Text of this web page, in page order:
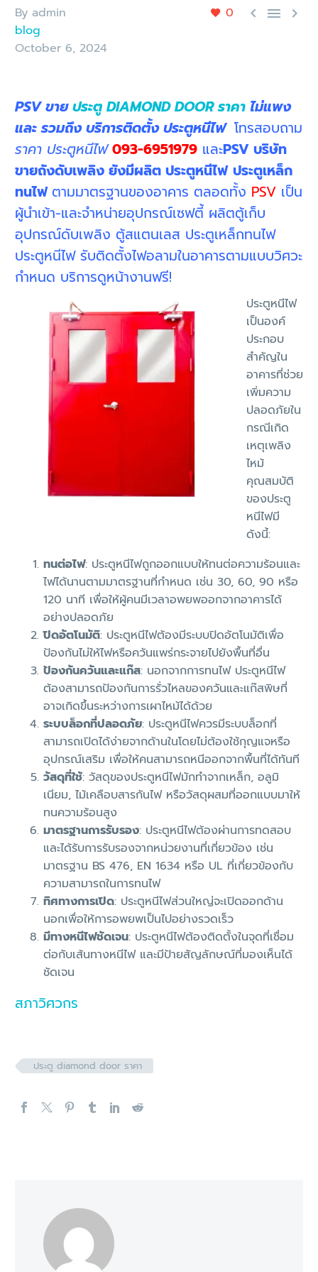
0   
By admin
blog
October 6, 2024
PSV ขายประตู DIAMOND DOOR ราคา ไม่แพง
และ รวมถึง บริการติดตั้ง ประตูหนีไฟ โทรสอบถาม
ราคา ประตูหนีไฟ 093-6951979 และPSV บริษัท
ขายถังดับเพลิง ยังมีผลิต ประตูหนีไฟ ประตูเหล็ก
ทนไฟตามมาตรฐานของอาคาร ตลอดทั้ง PSV เป็น
ผู้นำเข้า-และจำหน่ายอุปกรณ์เซฟตี้ ผลิตตู้เก็บ
อุปกรณ์ดับเพลิง ตู้สแตนเลส ประตูเหล็กทนไฟ
ประตูหนีไฟ รับติดตั้งไฟอลามในอาคารตามแบบวิศวะ
กำหนด บริการดูหน้างานฟรี!
ประตูหนีไฟ
เป็นองค์
ประกอบ
สำคัญใน
อาคารที่ช่วย
เพิ่มความ
ปลอดภัยใน
กรณีเกิด
เหตุเพลิง
ไหม้
คุณสมบัติ
ของประตู
หนีไฟมี
ดังนี้:
ทนต่อไฟ: ประตูหนีไฟถูกออกแบบให้ทนต่อความร้อนและ
ไฟได้นานตามมาตรฐานที่กำหนด เช่น 30, 60, 90 หรือ
120 นาที เพื่อให้ผู้คนมีเวลาอพยพออกจากอาคารได้
อย่างปลอดภัย
ปิดอัตโนมัติ: ประตูหนีไฟต้องมีระบบปิดอัตโนมัติเพื่อ
ป้องกันไม่ให้ไฟหรือควันแพร่กระจายไปยังพื้นที่อื่น
ป้องกันควันและแก๊ส: นอกจากการทนไฟ ประตูหนีไฟ
ต้องสามารถป้องกันการรั่วไหลของควันและแก๊สพิษที่
อาจเกิดขึ้นระหว่างการเผาไหม้ได้ด้วย
ระบบล็อกที่ปลอดภัย: ประตูหนีไฟควรมีระบบล็อกที่
สามารถเปิดได้ง่ายจากด้านในโดยไม่ต้องใช้กุญแจหรือ
อุปกรณ์เสริม เพื่อให้คนสามารถหนีออกจากพื้นที่ได้ทันที
วัสดุที่ใช้: วัสดุของประตูหนีไฟมักทำจากเหล็ก, อลูมิ
เนียม, ไม้เคลือบสารกันไฟ หรือวัสดุผสมที่ออกแบบมาให้
ทนความร้อนสูง
มาตรฐานการรับรอง: ประตูหนีไฟต้องผ่านการทดสอบ
และได้รับการรับรองจากหน่วยงานที่เกี่ยวข้อง เช่น
มาตรฐาน BS 476, EN 1634 หรือ UL ที่เกี่ยวข้องกับ
ความสามารถในการทนไฟ
ทิศทางการเปิด: ประตูหนีไฟส่วนใหญ่จะเปิดออกด้าน
นอกเพื่อให้การอพยพเป็นไปอย่างรวดเร็ว
มีทางหนีไฟชัดเจน: ประตูหนีไฟต้องติดตั้งในจุดที่เชื่อม
ต่อกับเส้นทางหนีไฟ และมีป้ายสัญลักษณ์ที่มองเห็นได้
ชัดเจน
สภาวิศวกร
ประตู diamond door ราคา